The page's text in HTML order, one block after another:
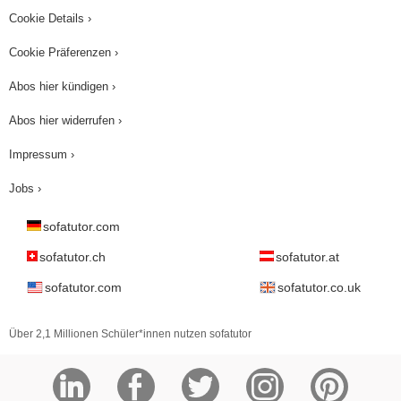
Cookie Details ›
Cookie Präferenzen ›
Abos hier kündigen ›
Abos hier widerrufen ›
Impressum ›
Jobs ›
sofatutor.com
sofatutor.ch sofatutor.at
sofatutor.com sofatutor.co.uk
Über 2,1 Millionen Schüler*innen nutzen sofatutor